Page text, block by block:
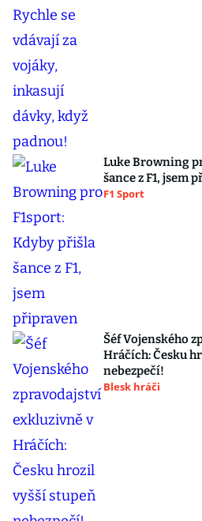
Luke Browning
šance z F1, jsem
F1 Sport
Šéf Vojenského
Hráčích: Česku
nebezpečí!
Blesk hráči